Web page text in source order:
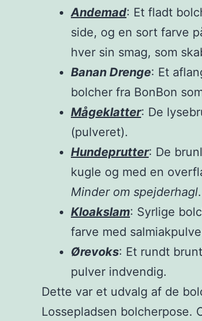
Andemad: Et fladt
side, og en sort farve
hver sin smag, som
Banan Drenge: Et
bolcher fra BonBon
Mågeklatter: De
(pulveret).
Hundeprutter: De
kugle og med en
Minder om spejderhagl.
Kloakslam: Syrlige
farve med
Ørevoks: Et rundt
pulver indvendig.
Dette var et udvalg af de
Lossepladsen bolcherpose.